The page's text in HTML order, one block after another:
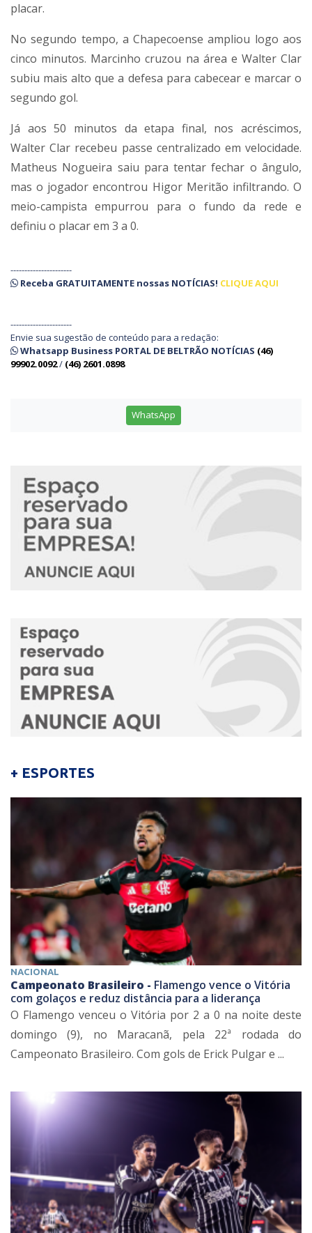
placar.
No segundo tempo, a Chapecoense ampliou logo aos
cinco minutos. Marcinho cruzou na área e Walter Clar
subiu mais alto que a defesa para cabecear e marcar o
segundo gol.
Já aos 50 minutos da etapa final, nos acréscimos,
Walter Clar recebeu passe centralizado em velocidade.
Matheus Nogueira saiu para tentar fechar o ângulo,
mas o jogador encontrou Higor Meritão infiltrando. O
meio-campista empurrou para o fundo da rede e
definiu o placar em 3 a 0.
----------------------
Receba GRATUITAMENTE nossas NOTÍCIAS! CLIQUE AQUI
----------------------
Envie sua sugestão de conteúdo para a redação:
Whatsapp Business PORTAL DE BELTRÃO NOTÍCIAS (46)
99902.0092/ (46) 2601.0898
WhatsApp
+ ESPORTES
NACIONAL
Campeonato Brasileiro - Flamengo vence o Vitória
com golaços e reduz distância para a liderança
O Flamengo venceu o Vitória por 2 a 0 na noite deste
domingo (9), no Maracanã, pela 22ª rodada do
Campeonato Brasileiro. Com gols de Erick Pulgar e ...